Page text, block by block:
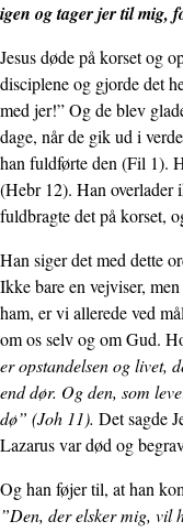
igen og tager jer til mig,
Jesus døde på korset og
disciplene og gjorde det
med jer!” Og de blev
dage, når de gik ud i
han fuldførte den (Fil 1).
(Hebr 12). Han overlader
fuldbragte det på korset,
Han siger det med dette
Ikke bare en vejviser,
ham, er vi allerede ved
om os selv og om Gud.
er opstandelsen og livet,
end dør. Og den, som
dø” (Joh 11). Det sagde
Lazarus var død og
Og han føjer til, at han
”Den, der elsker mig, vil